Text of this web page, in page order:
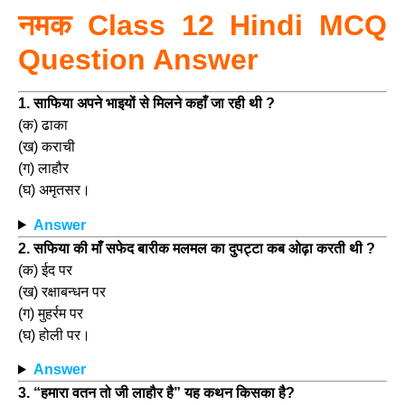
नमक Class 12 Hindi MCQ
Question Answer
1. साफिया अपने भाइयों से मिलने कहाँ जा रही थी ?
(क) ढाका
(ख) कराची
(ग) लाहौर
(घ) अमृतसर।
Answer
2. सफिया की माँ सफेद बारीक मलमल का दुपट्टा कब ओढ़ा करती थी ?
(क) ईद पर
(ख) रक्षाबन्धन पर
(ग) मुहर्रम पर
(घ) होली पर।
Answer
3. “हमारा वतन तो जी लाहौर है” यह कथन किसका है?